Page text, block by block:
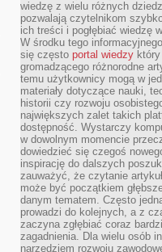
wiedzę z wielu różnych
pozwalają czytelnikom
ich treści i pogłębiać wiedzę
W środku tego
się często portal wiedzy
gromadzącego różnorodne
temu użytkownicy mogą w
materiały dotyczące nauki,
historii czy rozwoju
największych zalet takich
dostępność. Wystarczy
w dowolnym momencie
dowiedzieć się czegoś
inspirację do dalszych
zauważyć, że czytanie
może być początkiem
danym tematem. Często
prowadzi do kolejnych, a z
zaczyna zgłębiać coraz
zagadnienia. Dla wielu osób
narzędziem rozwoju